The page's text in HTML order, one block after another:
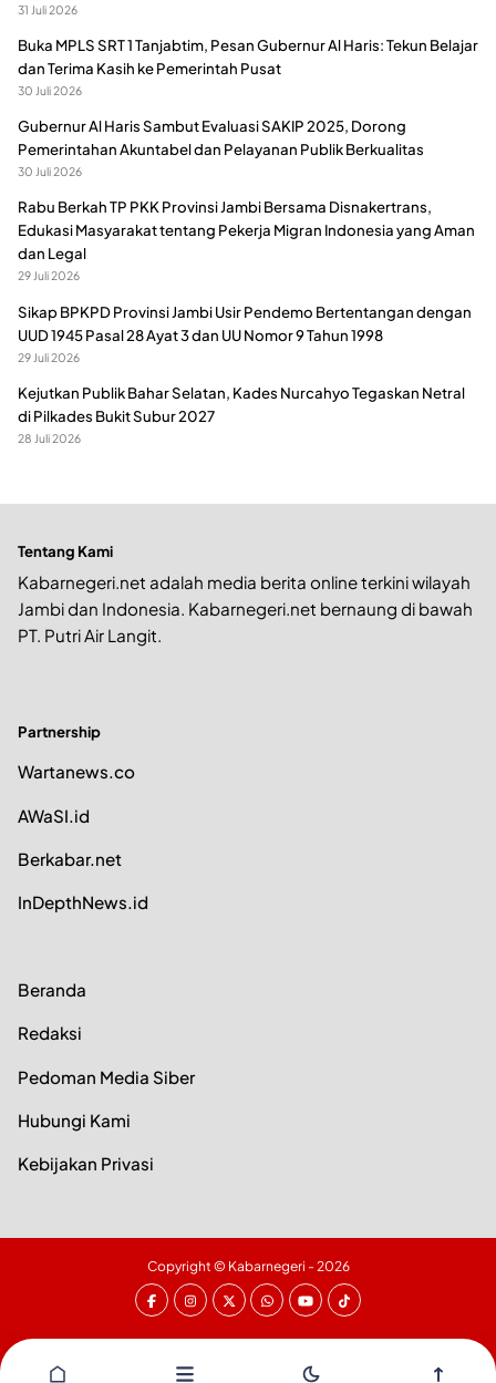
31 Juli 2026
Buka MPLS SRT 1 Tanjabtim, Pesan Gubernur Al Haris: Tekun Belajar
dan Terima Kasih ke Pemerintah Pusat
30 Juli 2026
Gubernur Al Haris Sambut Evaluasi SAKIP 2025, Dorong
Pemerintahan Akuntabel dan Pelayanan Publik Berkualitas
30 Juli 2026
Rabu Berkah TP PKK Provinsi Jambi Bersama Disnakertrans,
Edukasi Masyarakat tentang Pekerja Migran Indonesia yang Aman
dan Legal
29 Juli 2026
Sikap BPKPD Provinsi Jambi Usir Pendemo Bertentangan dengan
UUD 1945 Pasal 28 Ayat 3 dan UU Nomor 9 Tahun 1998
29 Juli 2026
Kejutkan Publik Bahar Selatan, Kades Nurcahyo Tegaskan Netral
di Pilkades Bukit Subur 2027
28 Juli 2026
Tentang Kami
Kabarnegeri.net adalah media berita online terkini wilayah
Jambi dan Indonesia. Kabarnegeri.net bernaung di bawah
PT. Putri Air Langit.
Partnership
Wartanews.co
AWaSI.id
Berkabar.net
InDepthNews.id
Beranda
Redaksi
Pedoman Media Siber
Hubungi Kami
Kebijakan Privasi
Copyright © Kabarnegeri - 2026